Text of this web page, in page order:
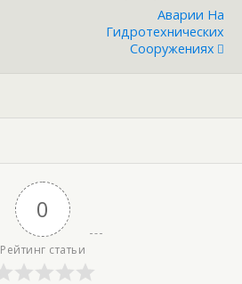
Аварии На
Гидротехнических
Сооружениях
0
Рейтинг статьи